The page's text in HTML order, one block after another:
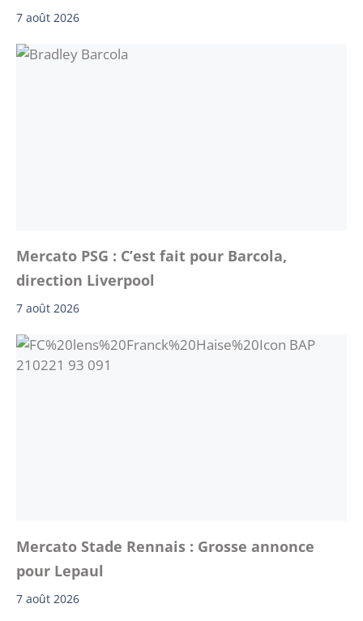
7 août 2026
Mercato PSG : C’est fait pour Barcola,
direction Liverpool
7 août 2026
Mercato Stade Rennais : Grosse annonce
pour Lepaul
7 août 2026